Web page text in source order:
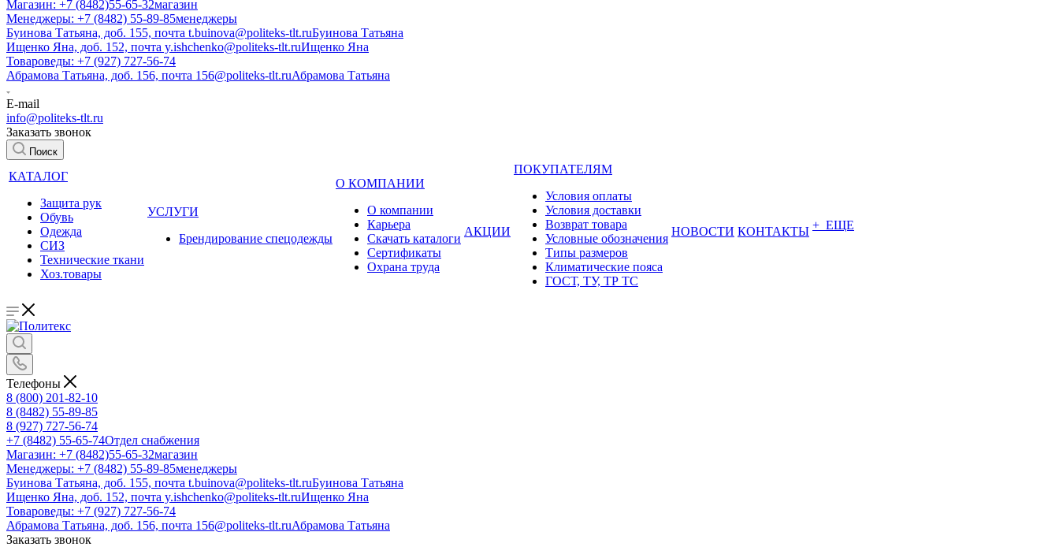
Магазин: +7 (8482)55-65-32магазин
Менеджеры: +7 (8482) 55-89-85менеджеры
Буинова Татьяна, доб. 155, почта t.buinova@politeks-tlt.ruБуинова Татьяна
Ищенко Яна, доб. 152, почта y.ishchenko@politeks-tlt.ruИщенко Яна
Товароведы: +7 (927) 727-56-74
Абрамова Татьяна, доб. 156, почта 156@politeks-tlt.ruАбрамова Татьяна
E-mail
info@politeks-tlt.ru
Заказать звонок
Поиск
КАТАЛОГ
Защита рук
Обувь
Одежда
СИЗ
Технические ткани
Хоз.товары
УСЛУГИ
Брендирование спецодежды
О КОМПАНИИ
О компании
Карьера
Cкачать каталоги
Сертификаты
Охрана труда
АКЦИИ
ПОКУПАТЕЛЯМ
Условия оплаты
Условия доставки
Возврат товара
Условные обозначения
Типы размеров
Климатические пояса
ГОСТ, ТУ, ТР ТС
НОВОСТИ КОНТАКТЫ + ЕЩЕ
Телефоны
8 (800) 201-82-10
8 (8482) 55-89-85
8 (927) 727-56-74
+7 (8482) 55-65-74Отдел снабжения
Магазин: +7 (8482)55-65-32магазин
Менеджеры: +7 (8482) 55-89-85менеджеры
Буинова Татьяна, доб. 155, почта t.buinova@politeks-tlt.ruБуинова Татьяна
Ищенко Яна, доб. 152, почта y.ishchenko@politeks-tlt.ruИщенко Яна
Товароведы: +7 (927) 727-56-74
Абрамова Татьяна, доб. 156, почта 156@politeks-tlt.ruАбрамова Татьяна
Заказать звонок